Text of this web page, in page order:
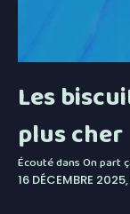
Les
plus cher
Écouté dansOn part
16 DÉCEMBRE